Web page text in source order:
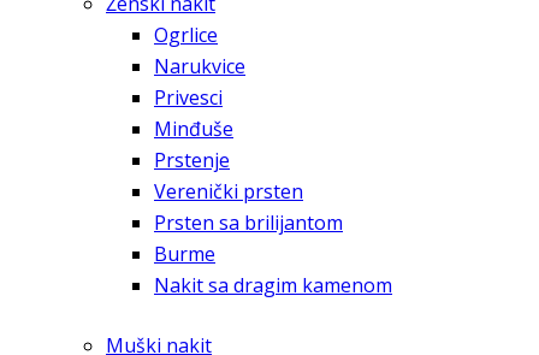
Ogrlice
Narukvice
Privesci
Minđuše
Prstenje
Verenički prsten
Prsten sa brilijantom
Burme
Nakit sa dragim kamenom
Muški nakit